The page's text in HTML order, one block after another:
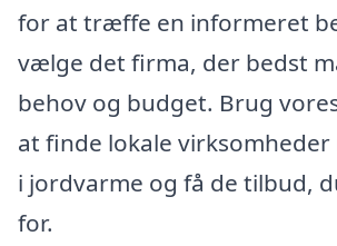
for at træffe en informeret
vælge det firma, der bedst
behov og budget. Brug
at finde lokale virksomheder
i jordvarme og få de tilbud,
for.